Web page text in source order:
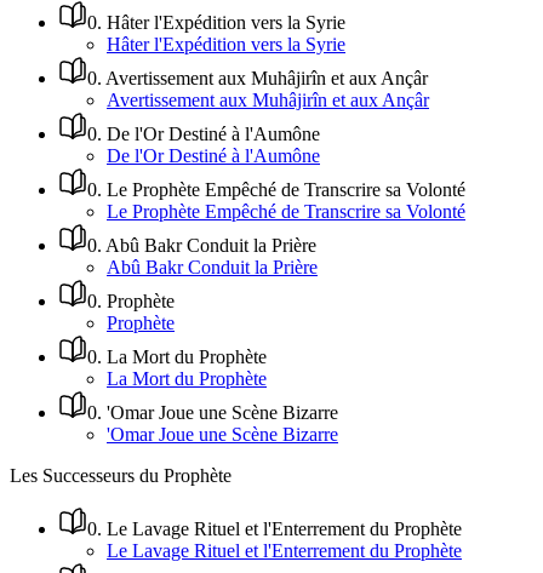
0. Hâter l'Expédition vers la Syrie
Hâter l'Expédition vers la Syrie
0. Avertissement aux Muhâjirîn et aux Ançâr
Avertissement aux Muhâjirîn et aux Ançâr
0. De l'Or Destiné à l'Aumône
De l'Or Destiné à l'Aumône
0. Le Prophète Empêché de Transcrire sa Volonté
Le Prophète Empêché de Transcrire sa Volonté
0. Abû Bakr Conduit la Prière
Abû Bakr Conduit la Prière
0. Prophète
Prophète
0. La Mort du Prophète
La Mort du Prophète
0. 'Omar Joue une Scène Bizarre
'Omar Joue une Scène Bizarre
Les Successeurs du Prophète
0. Le Lavage Rituel et l'Enterrement du Prophète
Le Lavage Rituel et l'Enterrement du Prophète